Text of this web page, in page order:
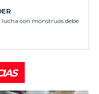
con monstruos debe